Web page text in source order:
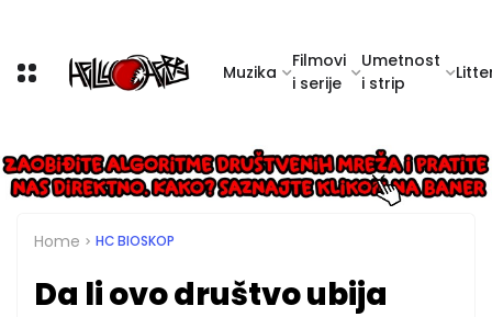
Muzika
Filmovi
i serije
Umetnost
i strip
Home HC BIOSKOP
Da li ovo društvo ubija